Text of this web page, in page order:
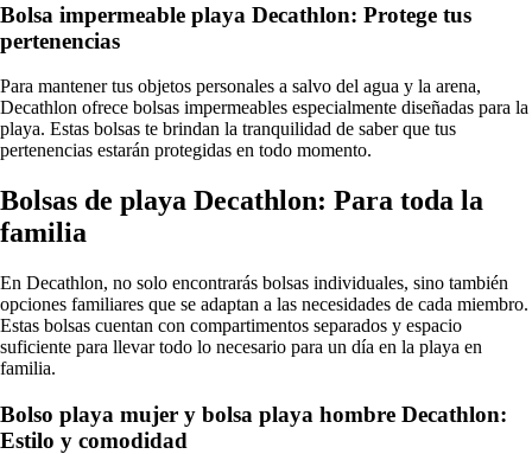
Bolsa impermeable playa Decathlon: Protege tus
pertenencias
Para mantener tus objetos personales a salvo del agua y la arena,
Decathlon ofrece bolsas impermeables especialmente diseñadas para la
playa. Estas bolsas te brindan la tranquilidad de saber que tus
pertenencias estarán protegidas en todo momento.
Bolsas de playa Decathlon: Para toda la
familia
En Decathlon, no solo encontrarás bolsas individuales, sino también
opciones familiares que se adaptan a las necesidades de cada miembro.
Estas bolsas cuentan con compartimentos separados y espacio
suficiente para llevar todo lo necesario para un día en la playa en
familia.
Bolso playa mujer y bolsa playa hombre Decathlon:
Estilo y comodidad